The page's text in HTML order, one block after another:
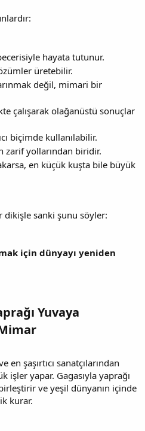
hayata tutunur.
üretebilir.
değil, mimari bir
çalışarak olağanüstü sonuçlar
biçimde kullanılabilir.
zarif yollarından biridir.
en küçük kuşta bile büyük
dikişle sanki şunu söyler:
için dünyayı yeniden
Yuvaya
en şaşırtıcı sanatçılarından
işler yapar. Gagasıyla yaprağı
ve yeşil dünyanın içinde
kurar.